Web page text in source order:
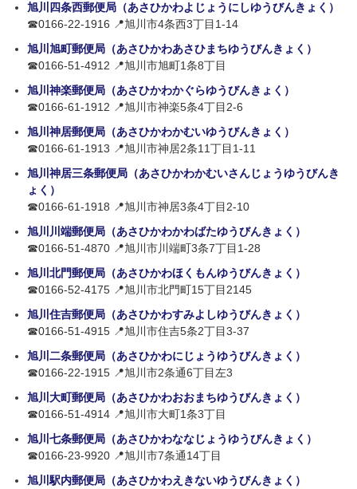
旭川四条西郵便局（あさひかわよじょうにしゆうびんきょく）
☎0166-22-1916 📍旭川市4条西3丁目1-14
旭川旭町郵便局（あさひかわあさひまちゆうびんきょく）
☎0166-51-4912 📍旭川市旭町1条8丁目
旭川神楽郵便局（あさひかわかぐらゆうびんきょく）
☎0166-61-1912 📍旭川市神楽5条4丁目2-6
旭川神居郵便局（あさひかわかむいゆうびんきょく）
☎0166-61-1913 📍旭川市神居2条11丁目1-11
旭川神居三条郵便局（あさひかわかむいさんじょうゆうびんき
ょく）
☎0166-61-1918 📍旭川市神居3条4丁目2-10
旭川川端郵便局（あさひかわかわばたゆうびんきょく）
☎0166-51-4870 📍旭川市川端町3条7丁目1-28
旭川北門郵便局（あさひかわほくもんゆうびんきょく）
☎0166-52-4175 📍旭川市北門町15丁目2145
旭川住吉郵便局（あさひかわすみよしゆうびんきょく）
☎0166-51-4915 📍旭川市住吉5条2丁目3-37
旭川二条郵便局（あさひかわにじょうゆうびんきょく）
☎0166-22-1915 📍旭川市2条通6丁目左3
旭川大町郵便局（あさひかわおおまちゆうびんきょく）
☎0166-51-4914 📍旭川市大町1条3丁目
旭川七条郵便局（あさひかわななじょうゆうびんきょく）
☎0166-23-9920 📍旭川市7条通14丁目
旭川駅内郵便局（あさひかわえきないゆうびんきょく）